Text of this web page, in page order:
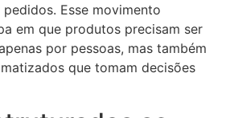
Esse movimento
em que produtos precisam ser
por pessoas, mas também
que tomam decisões